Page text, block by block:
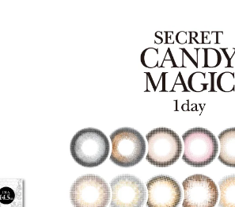
新商品
新商品